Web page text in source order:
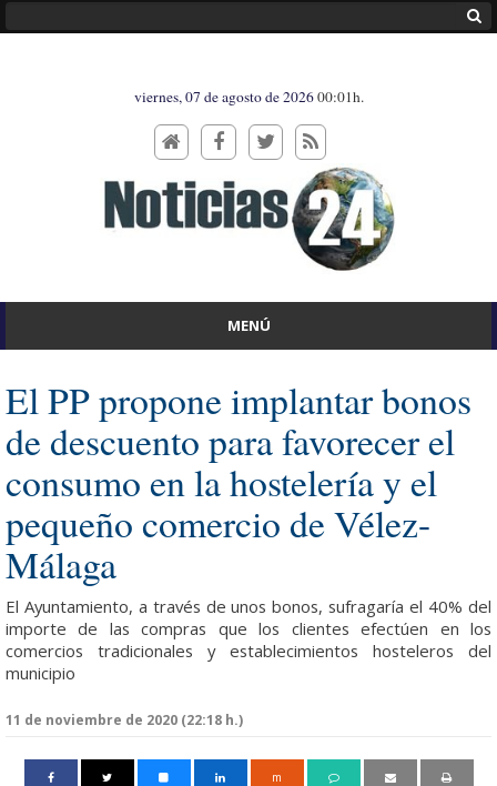
viernes, 07 de agosto de 202600:01h.
MENÚ
El PP propone implantar bonos
de descuento para favorecer el
consumo en la hostelería y el
pequeño comercio de Vélez-
Málaga
El Ayuntamiento, a través de unos bonos, sufragaría el 40% del
importe de las compras que los clientes efectúen en los
comercios tradicionales y establecimientos hosteleros del
municipio
11 de noviembre de 2020 (22:18 h.)
m